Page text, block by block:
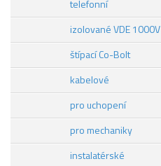
telefonní
izolované VDE 1000V
štípací Co-Bolt
kabelové
pro uchopení
pro mechaniky
instalatérské